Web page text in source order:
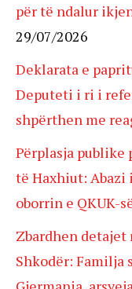
për të ndalur
29/07/2026
Deklarata e
Deputeti i ri i
shpërthen me
Përplasja publike
të Haxhiut:
oborrin e QKUK-
Zbardhen
Shkodër: Familja